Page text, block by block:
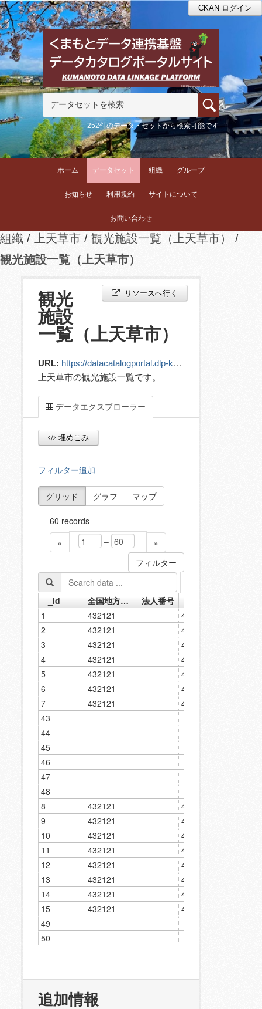
CKAN ログイン
252件のデータ・セットから検索可能です
ホーム データセット 組織 グループ
お知らせ 利用規約 サイトについて
お問い合わせ
組織 上天草市
観光施設一覧（上天草市）
観光施設一覧（上天草市）
リソースへ行く
観光
施設
一覧（上天草市）
URL: https://datacatalogportal.dlp-kumamoto.jp/ckan/dataset/184fae0f-4bb8-4729-8cb3-8d9e93fd5c85/resource/f61c9608-f4ae-4177-9dab-3230510cd888/download/10__432121_tourism.csv
上天草市の観光施設一覧です。
データエクスプローラー
埋めこみ
フィルター追加
追加情報